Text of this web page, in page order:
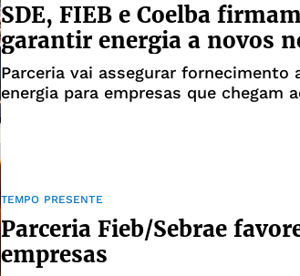
SDE, FIEB e Coelba
garantir energia a novos
Parceria vai assegurar fornecimento
energia para empresas que chegam
TEMPO PRESENTE
Parceria Fieb/Sebrae
empresas